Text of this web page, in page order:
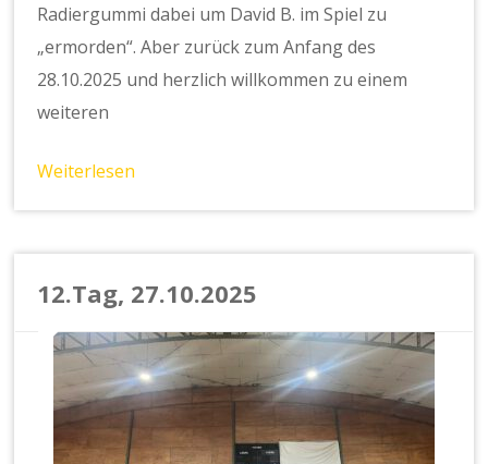
Radiergummi dabei um David B. im Spiel zu
„ermorden“. Aber zurück zum Anfang des
28.10.2025 und herzlich willkommen zu einem
weiteren
Weiterlesen
12.Tag, 27.10.2025